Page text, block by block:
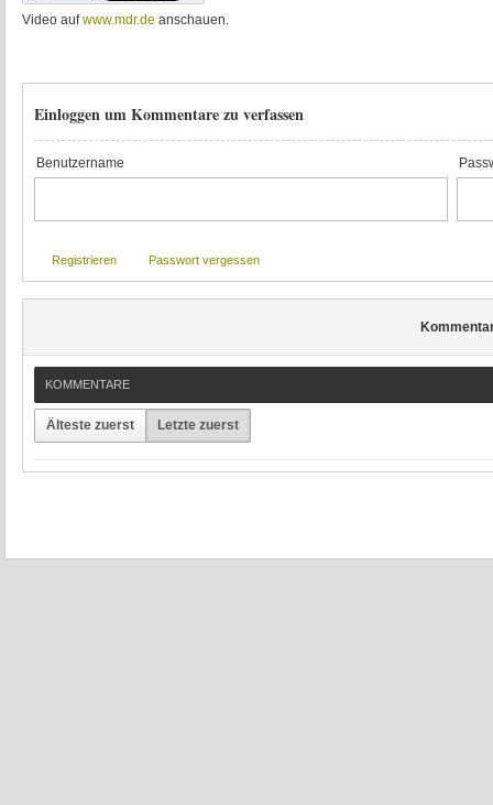
Video aufwww.mdr.de anschauen.
Einloggen um Kommentare zu verfassen
Benutzername
Registrieren Passwort vergessen
KOMMENTARE
Älteste zuerst Letzte zuerst